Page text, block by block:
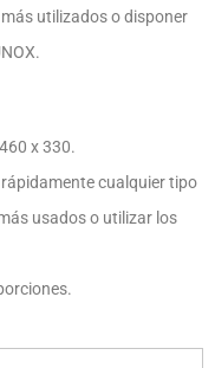
utilizados o disponer
x 330.
cualquier tipo
usados o utilizar los